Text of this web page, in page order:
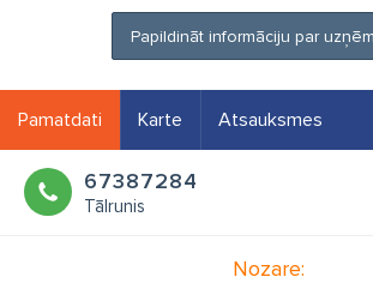
Papildināt informāciju par
Pamatdati Karte Atsauksmes
67387284
Tālrunis
Nozare: